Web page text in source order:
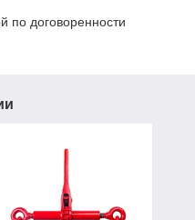
по договоренности